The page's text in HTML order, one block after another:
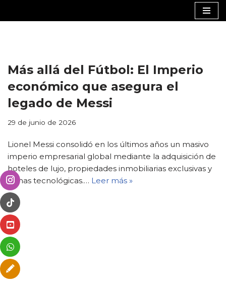
Más allá del Fútbol: El Imperio
económico que asegura el
legado de Messi
29 de junio de 2026
Lionel Messi consolidó en los últimos años un masivo
imperio empresarial global mediante la adquisición de
hoteles de lujo, propiedades inmobiliarias exclusivas y
firmas tecnológicas.… Leer más »